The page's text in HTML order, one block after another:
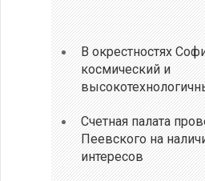
В окрестностях
космический и
Счетная палата
Пеевского на
интересов